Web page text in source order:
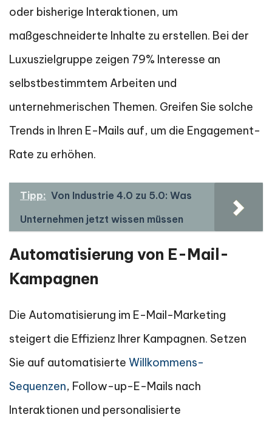
oder bisherige Interaktionen, um
maßgeschneiderte Inhalte zu erstellen. Bei der
Luxuszielgruppe zeigen 79% Interesse an
selbstbestimmtem Arbeiten und
unternehmerischen Themen. Greifen Sie solche
Trends in Ihren E-Mails auf, um die Engagement-
Rate zu erhöhen.
Tipp: Von Industrie 4.0 zu 5.0: Was
Unternehmen jetzt wissen müssen
Automatisierung von E-Mail-
Kampagnen
Die Automatisierung im E-Mail-Marketing
steigert die Effizienz Ihrer Kampagnen. Setzen
Sie auf automatisierte Willkommens-
Sequenzen, Follow-up-E-Mails nach
Interaktionen und personalisierte